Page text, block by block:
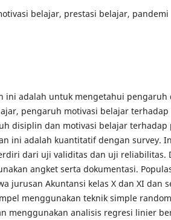
belajar, prestasi belajar, pandemi
ini adalah untuk mengetahui pengaruh
pengaruh motivasi belajar terhadap
disiplin dan motivasi belajar terhadap
ini adalah kuantitatif dengan survey.
dari uji validitas dan uji reliabilitas.
angket serta dokumentasi.
jurusan Akuntansi kelas X dan XI dan
menggunakan teknik simple
menggunakan analisis regresi linier